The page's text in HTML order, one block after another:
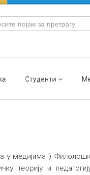
Студенти
у медијима )
теорију и